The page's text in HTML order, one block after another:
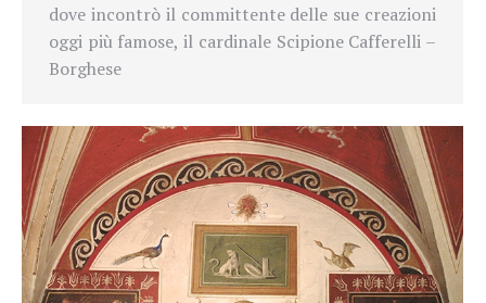
dove incontrò il committente delle sue creazioni
oggi più famose, il cardinale Scipione Cafferelli –
Borghese